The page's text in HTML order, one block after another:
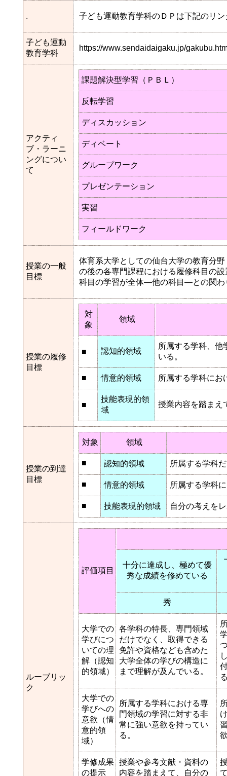
. 子ども運動教育学科のＤＰは下記のリ
子ども運動
教育学科
https://www.sendaidaigaku.jp/
アクティ
ブ・ラーニ
ングについ
て
課題解決型学習（ＰＢＬ）
反転学習
ディスカッション
ディベート
グループワーク
プレゼンテーション
実習
フィールドワーク
授業の一般
目標
体育系大学としての仙台大学の教育分
の後の各専門課程における履修科目の
科目の学習が全体―他の科目―との関わ
授業の履修
目標
対
象
領域
■ 認知的領域
所属する学科、他
いる。
■ 情意的領域 所属する学科にお
■
技能表現的領
域
授業内容を踏まえ
授業の到達
目標
対象 領域
■ 認知的領域 所属する学科
■ 情意的領域 所属する学科
■ 技能表現的領域 自分の考えを
ルーブリッ
ク
評価項目
十分に達成し、極めて優
秀な成績を修めている
秀
大学での
学びにつ
いての理
解（認知
的領域）
各学科の特長、専門領域
だけでなく、取得できる
免許や資格なども含めた
大学全体の学びの構造に
まで理解が及んでいる。
大学での
学びへの
意欲（情
意的領
域）
所属する学科における専
門領域の学習に対する非
常に強い意欲を持ってい
る。
学修成果
の提示
授業や参考文献・資料の
内容を踏まえて、自分の